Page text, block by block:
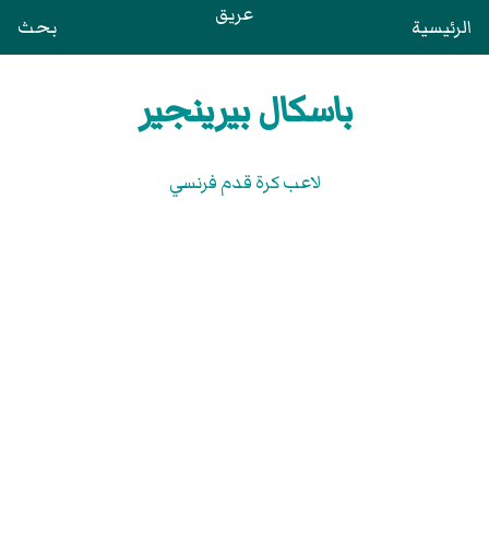
الرئيسية عريق بحث
باسكال بيرينجير
لاعب كرة قدم فرنسي